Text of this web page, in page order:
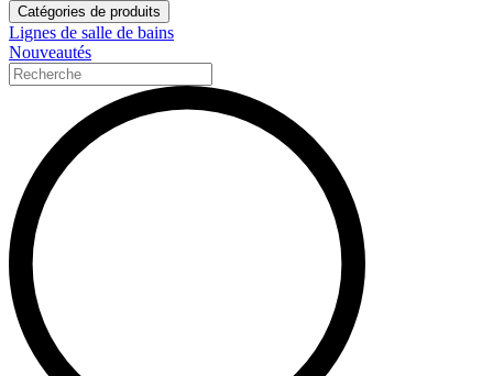
Catégories de produits
Lignes de salle de bains
Nouveautés